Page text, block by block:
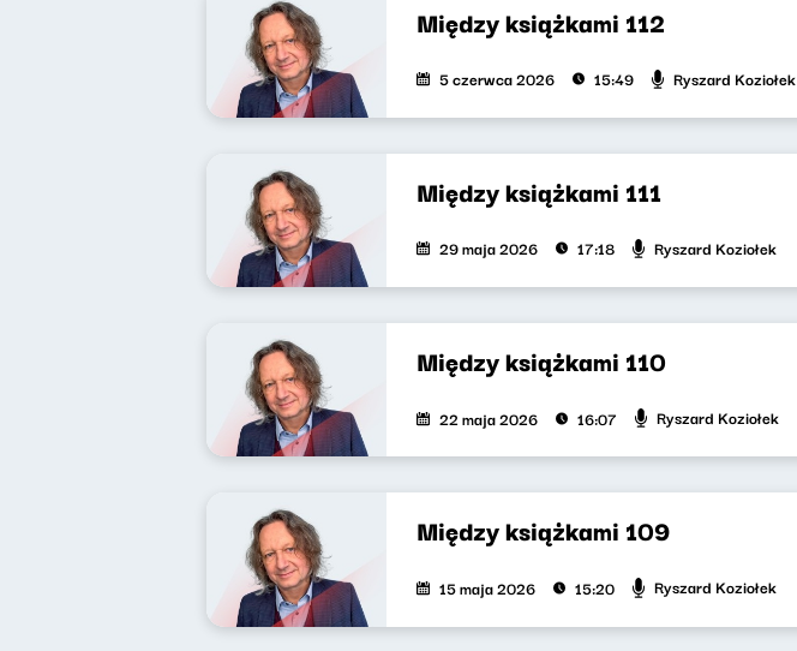
Między książkami 112
5 czerwca 2026 15:49 Ryszard Koziołek
Między książkami 111
29 maja 2026 17:18 Ryszard Koziołek
Między książkami 110
22 maja 2026 16:07 Ryszard Koziołek
Między książkami 109
15 maja 2026 15:20 Ryszard Koziołek